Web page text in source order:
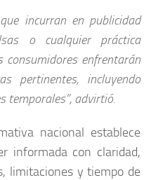
incurran en publicidad
o cualquier práctica
consumidores enfrentarán
pertinentes, incluyendo
temporales”, advirtió.
nacional establece
informada con claridad,
limitaciones y tiempo de